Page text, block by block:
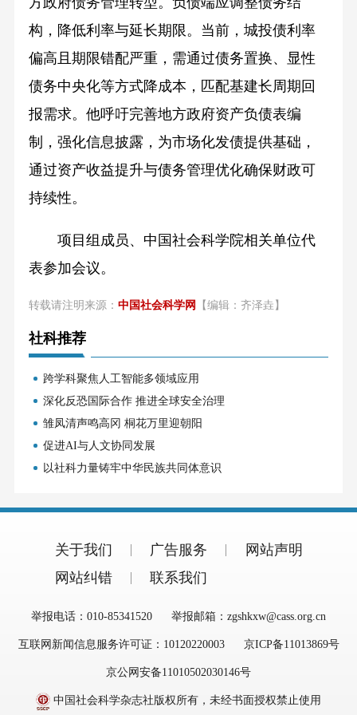
构，降低利率与延长期限。当前，城投债利率
偏高且期限错配严重，需通过债务置换、显性
债务中央化等方式降成本，匹配基建长周期回
报需求。他呼吁完善地方政府资产负债表编
制，强化信息披露，为市场化发债提供基础，
通过资产收益提升与债务管理优化确保财政可
持续性。
项目组成员、中国社会科学院相关单位代
表参加会议。
转载请注明来源： 中国社会科学网 【编辑：齐泽垚】
社科推荐
跨学科聚焦人工智能多领域应用
深化反恐国际合作 推进全球安全治理
雏凤清声鸣高冈 桐花万里迎朝阳
促进AI与人文协同发展
以社科力量铸牢中华民族共同体意识
关于我们 广告服务
网站声明
网站纠错
联系我们
举报电话：010-85341520 举报邮箱：zgshkxw@cass.org.cn
互联网新闻信息服务许可证：10120220003 京ICP备11013869号
京公网安备11010502030146号
中国社会科学杂志社版权所有，未经书面授权禁止使用